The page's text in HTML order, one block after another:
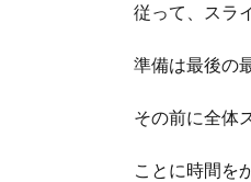
従って、スラ
準備は最後の
その前に全体
ことに時間を